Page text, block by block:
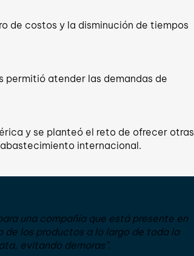
de costos y la disminución de tiempos
permitió atender las demandas de
y se planteó el reto de ofrecer otras
internacional.
una compañía que está presente en
de los productos a lo largo de toda la
evitando demoras”.